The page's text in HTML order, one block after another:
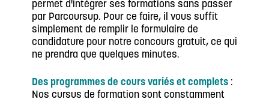
permet d'intégrer ses formations sans passer
par Parcoursup. Pour ce faire, il vous suffit
simplement de remplir le formulaire de
candidature pour notre concours gratuit, ce qui
ne prendra que quelques minutes.
Des programmes de cours variés et complets :
Nos cursus de formation sont constamment